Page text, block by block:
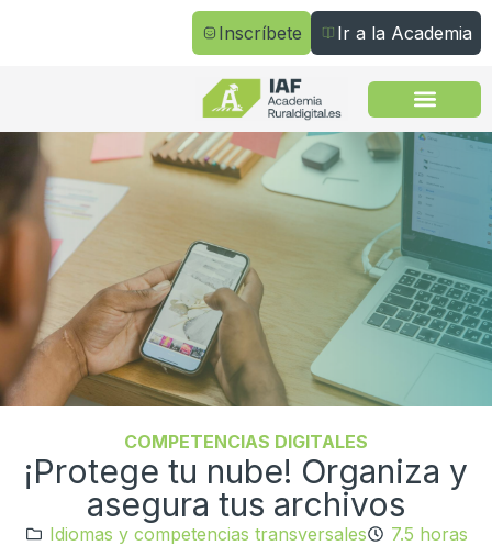
Inscríbete Ir a la Academia
COMPETENCIAS DIGITALES
¡Protege tu nube! Organiza y
asegura tus archivos
Idiomas y competencias transversales
7.5 horas